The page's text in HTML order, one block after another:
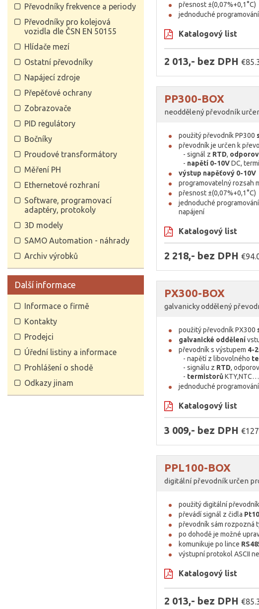
Převodníky frekvence a periody
Převodníky pro kolejová
vozidla dle ČSN EN 50155
Hlídače mezí
Ostatní převodníky
Napájecí zdroje
Přepěťové ochrany
Zobrazovače
PID regulátory
Bočníky
Proudové transformátory
Měření PH
Ethernetové rozhraní
Software, programovací
adaptéry, protokoly
3D modely
SAMO Automation - náhrady
Archiv výrobků
Další informace
Informace o firmě
Kontakty
Prodejci
Úřední listiny a informace
Prohlášení o shodě
Odkazy jinam
přesnost ±(0,07%+0,1°C)
jednoduché
Katalogový list
2 013,- bez DPH
PP300-BOX
neoddělený převodník
použitý převodník PP300
převodník je určen k
- signál z RTD,
- napětí 0-10VDC,
výstup napěťový 0-10V
programovatelný rozsah
přesnost ±(0,07%+0,1°C)
jednoduché
napájení
Katalogový list
2 218,- bez DPH
PX300-BOX
galvanicky oddělený
použitý převodník PX300
galvanické oddělení
převodník s výstupem 4-
- napětí z libovolného
- signálu z RTD,
- termistorů
jednoduché
Katalogový list
3 009,- bez DPH
PPL100-BOX
digitální převodník určen
použitý digitální
převádí signál z čidla
převodník sám rozpozná
po dohodě je možné
komunikuje po lince
výstupní protokol ASCII
Katalogový list
2 013,- bez DPH